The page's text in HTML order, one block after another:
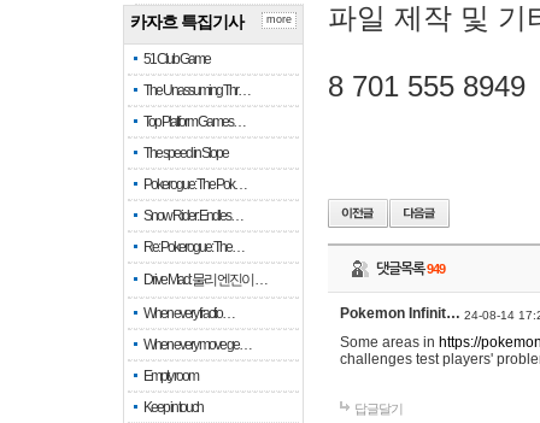
카자흐 특집기사
51 Club Game
The Unassuming Thr…
Top Platform Games…
The speed in Slope
Pokerogue: The Pok…
Snow Rider: Endles…
Re: Pokerogue: The…
Drive Mad: 물리 엔진이 …
When every fractio…
When every move ge…
Empty room
Keep in touch
more 파일 제작 및 기
8 701 555 8949
댓글목록949
Pokemon Infinit… 24-08-14
Some areas in https://
challenges test players'
답글달기